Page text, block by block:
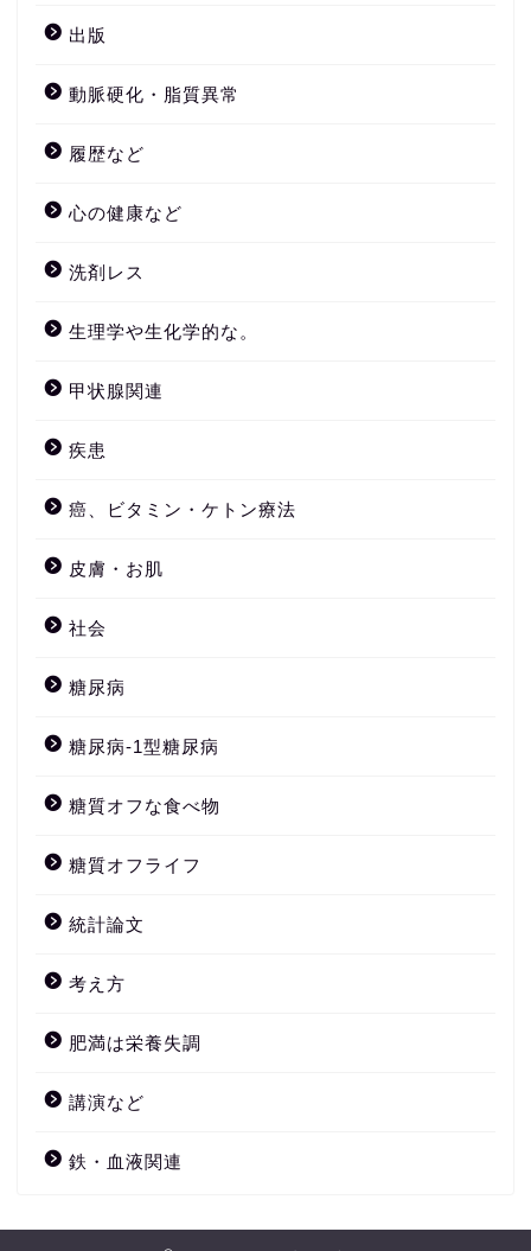
出版
動脈硬化・脂質異常
履歴など
心の健康など
洗剤レス
生理学や生化学的な。
甲状腺関連
疾患
癌、ビタミン・ケトン療法
皮膚・お肌
社会
糖尿病
糖尿病-1型糖尿病
糖質オフな食べ物
糖質オフライフ
統計論文
考え方
肥満は栄養失調
講演など
鉄・血液関連